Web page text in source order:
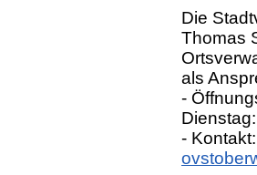
Die
Thomas
als
-
-